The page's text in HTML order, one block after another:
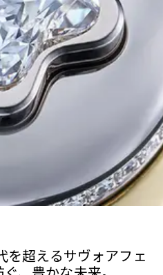
を超えるサヴォアフェ